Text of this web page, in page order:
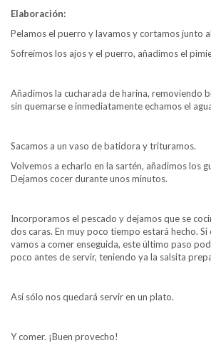
Elaboración:
Pelamos el puerro y lavamos y cortamos junto
Sofreímos los ajos y el puerro, añadimos el
Añadimos la cucharada de harina, removiendo
sin quemarse e inmediatamente echamos el
Sacamos a un vaso de batidora y trituramos.
Volvemos a echarlo en la sartén, añadimos los
Dejamos cocer durante unos minutos.
Incorporamos el pescado y dejamos que se
dos caras. En muy poco tiempo estará hecho.
vamos a comer enseguida, este último paso
poco antes de servir, teniendo ya la salsita
Así sólo nos quedará servir en un plato.
Y comer. ¡Buen provecho!